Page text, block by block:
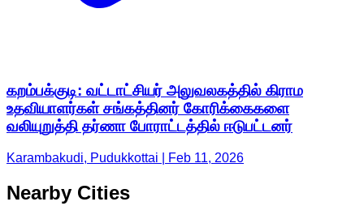
கறம்பக்குடி: வட்டாட்சியர் அலுவலகத்தில் கிராம
உதவியாளர்கள் சங்கத்தினர் கோரிக்கைகளை
வலியுறுத்தி தர்ணா போராட்டத்தில் ஈடுபட்டனர்
Karambakudi, Pudukkottai | Feb 11, 2026
Nearby Cities